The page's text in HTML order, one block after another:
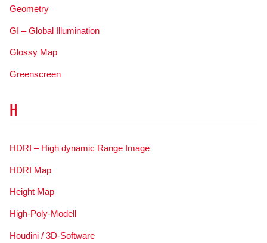
Geometry
GI – Global Illumination
Glossy Map
Greenscreen
H
HDRI – High dynamic Range Image
HDRI Map
Height Map
High-Poly-Modell
Houdini / 3D-Software